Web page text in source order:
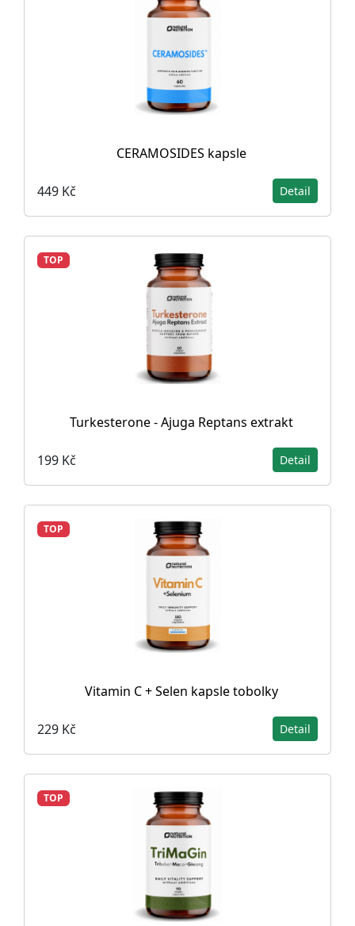
CERAMOSIDES kapsle
449 Kč Detail
TOP
Turkesterone - Ajuga Reptans extrakt
199 Kč Detail
TOP
Vitamin C + Selen kapsle tobolky
229 Kč Detail
TOP